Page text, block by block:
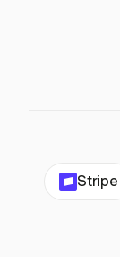
Stripe